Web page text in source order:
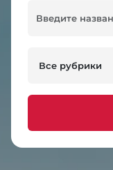
Все рубрики